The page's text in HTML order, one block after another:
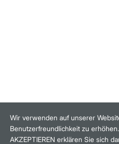
HANDELSZEIT MO-FR: 8-22 UHR
Wir verwenden auf unserer
Benutzerfreundlichkeit zu
AKZEPTIEREN erklären Sie sich